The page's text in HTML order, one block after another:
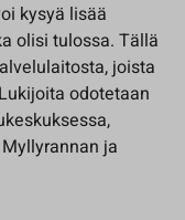
kysyä lisää
olisi tulossa. Tällä
joista
odotetaan
ja